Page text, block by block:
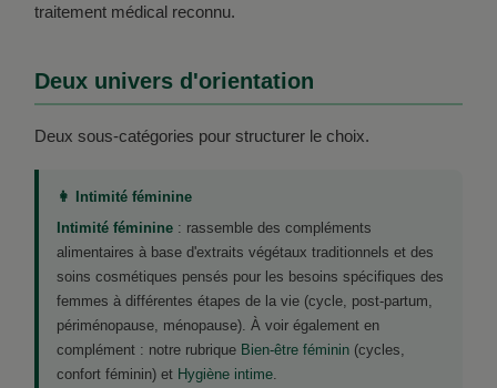
traitement médical reconnu.
Deux univers d'orientation
Deux sous-catégories pour structurer le choix.
👩 Intimité féminine
Intimité féminine : rassemble des compléments
alimentaires à base d'extraits végétaux traditionnels et des
soins cosmétiques pensés pour les besoins spécifiques des
femmes à différentes étapes de la vie (cycle, post-partum,
périménopause, ménopause). À voir également en
complément : notre rubrique Bien-être féminin (cycles,
confort féminin) et Hygiène intime